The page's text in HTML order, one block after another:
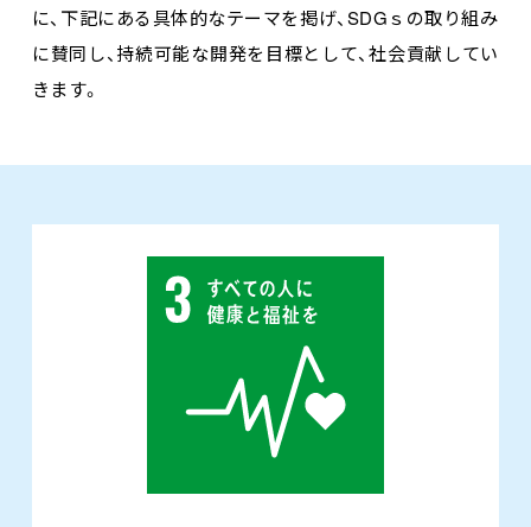
に、下記にある具体的なテーマを掲げ、SDGｓの取り組み
に賛同し、持続可能な開発を目標として、社会貢献してい
きます。